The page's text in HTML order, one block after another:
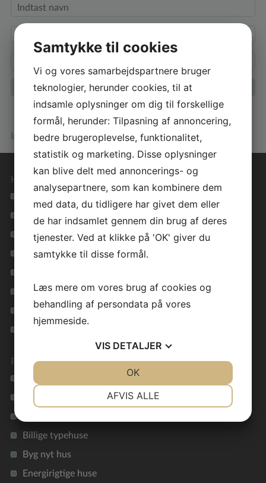
Info om huset
Hurtige genveje
Se alle vores hustyper
Materialevalg i høj kvalitet
Tryghed i hele forløbet
Lavenergihuse for miljøet
Inspirationsfolder
Privatlivspolitik
Cookie vejledning
Preben Jørgensen Huse
Vil du bygge et nyt hus?
Billige typehuse
Byg nyt hus
Energirigtige huse
Samtykke til cookies
Vi og vores samarbejdspartnere bruger
teknologier, herunder cookies, til at
indsamle oplysninger om dig til forskellige
formål, herunder: Tilpasning af annoncering,
bedre brugeroplevelse, funktionalitet,
statistik og marketing. Disse oplysninger
kan blive delt med annoncerings- og
analysepartnere, som kan kombinere dem
med data, du tidligere har givet dem eller
de har indsamlet gennem din brug af deres
tjenester. Ved at klikke på 'OK' giver du
samtykke til disse formål.
Læs mere om vores brug af cookies og
behandling af persondata på vores
hjemmeside.
VIS DETALJER
MARKETING
AFVIS ALLE
OK